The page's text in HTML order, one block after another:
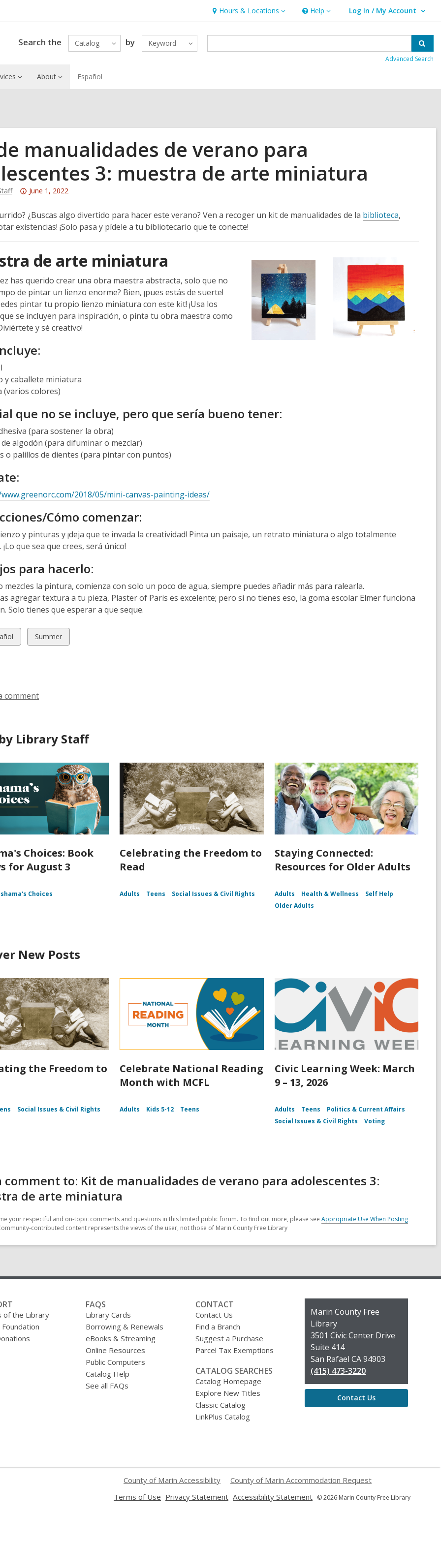
Hours & Locations
Hours
&
Locations
Help
Help Log In / My Account
User Log In / My Account.
Search the Catalog by Keyword
Advanced Search
About Español
manualidades de verano para
3: muestra de arte miniatura
Attention:
post
is
years
and
the
information
may
be
of
June 1, 2022
¿Buscas algo divertido para hacer este verano? Ven a recoger un kit de manualidades de la biblioteca,
existencias! ¡Solo pasa y pídele a tu bibliotecario que te conecte!
de arte miniatura
has querido crear una obra maestra abstracta, solo que no
de pintar un lienzo enorme? Bien, ¡pues estás de suerte!
pintar tu propio lienzo miniatura con este kit! ¡Usa los
se incluyen para inspiración, o pinta tu obra maestra como
y sé creativo!
y caballete miniatura
(varios colores)
que no se incluye, pero que sería bueno tener:
(para sostener la obra)
algodón (para difuminar o mezclar)
o palillos de dientes (para pintar con puntos)
2018/05/mini-canvas-painting-ideas/
Cómo comenzar:
y pinturas y ¡deja que te invada la creatividad! Pinta un paisaje, un retrato miniatura o algo totalmente
que sea que crees, será único!
para hacerlo:
mezcles la pintura, comienza con solo un poco de agua, siempre puedes añadir más para ralearla.
agregar textura a tu pieza, Plaster of Paris es excelente; pero si no tienes eso, la goma escolar Elmer funciona
Solo tienes que esperar a que seque.
View
all
Summer
comment
Library Staff
Choices: Book
for August 3
Choices
Celebrating the Freedom to
Read
Adults Teens Social Issues & Civil Rights
Staying Connected:
Resources for Older Adults
Adults Health & Wellness
Self Help
Older Adults
New Posts
the Freedom to
Social Issues & Civil Rights
Celebrate National Reading
Month with MCFL
Adults Kids 5-12 Teens
Civic Learning Week: March
9 – 13, 2026
Adults Teens
Politics & Current Affairs
Social Issues & Civil Rights
Voting
comment to: Kit de manualidades de verano para adolescentes 3:
de arte miniatura
your respectful and on-topic comments and questions in this limited public forum. To find out more, please see Appropriate Use When Posting
contributed content represents the views of the user, not those of Marin County Free Library
of the Library
FAQS
Library Cards
Borrowing & Renewals
eBooks & Streaming
Online Resources
Public Computers
Catalog Help
See all FAQs
CONTACT
Contact Us
Find a Branch
Suggest a Purchase
Parcel Tax Exemptions
CATALOG SEARCHES
Catalog Homepage
Explore New Titles
Classic Catalog
LinkPlus Catalog
Contact
the
Library
Marin County Free
Library
3501 Civic Center Drive
Suite 414
San Rafael CA 94903
(415) 473-3220
Contact Us
County of Marin Accessibility
County of Marin Accommodation Request
Terms of Use Privacy Statement Accessibility Statement © 2026 Marin County Free Library